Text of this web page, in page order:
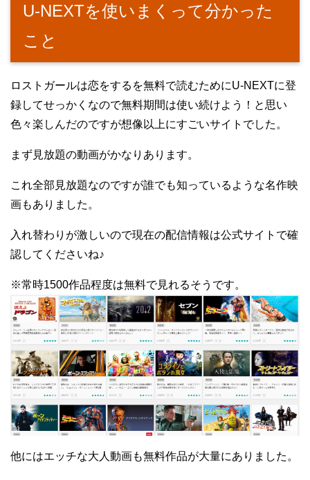
U-NEXTを使いまくって分かった
こと
ロストガールは恋をするを無料で読むためにU-NEXTに登
録してせっかくなので無料期間は使い続けよう！と思い
色々楽しんだのですが想像以上にすごいサイトでした。
まず見放題の動画がかなりあります。
これ全部見放題なのですが誰でも知っているような名作映
画もありました。
入れ替わりが激しいので現在の配信情報は公式サイトで確
認してくださいね♪
※常時1500作品程度は無料で見れるそうです。
他にはエッチな大人動画も無料作品が大量にありました。